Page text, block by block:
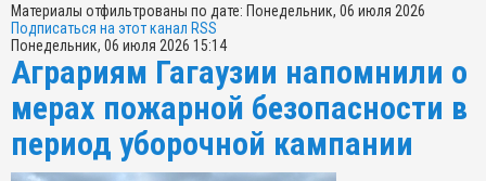
Материалы отфильтрованы по дате: Понедельник, 06 июля 2026
Подписаться на этот канал RSS
Понедельник, 06 июля 2026 15:14
Аграриям Гагаузии напомнили о
мерах пожарной безопасности в
период уборочной кампании